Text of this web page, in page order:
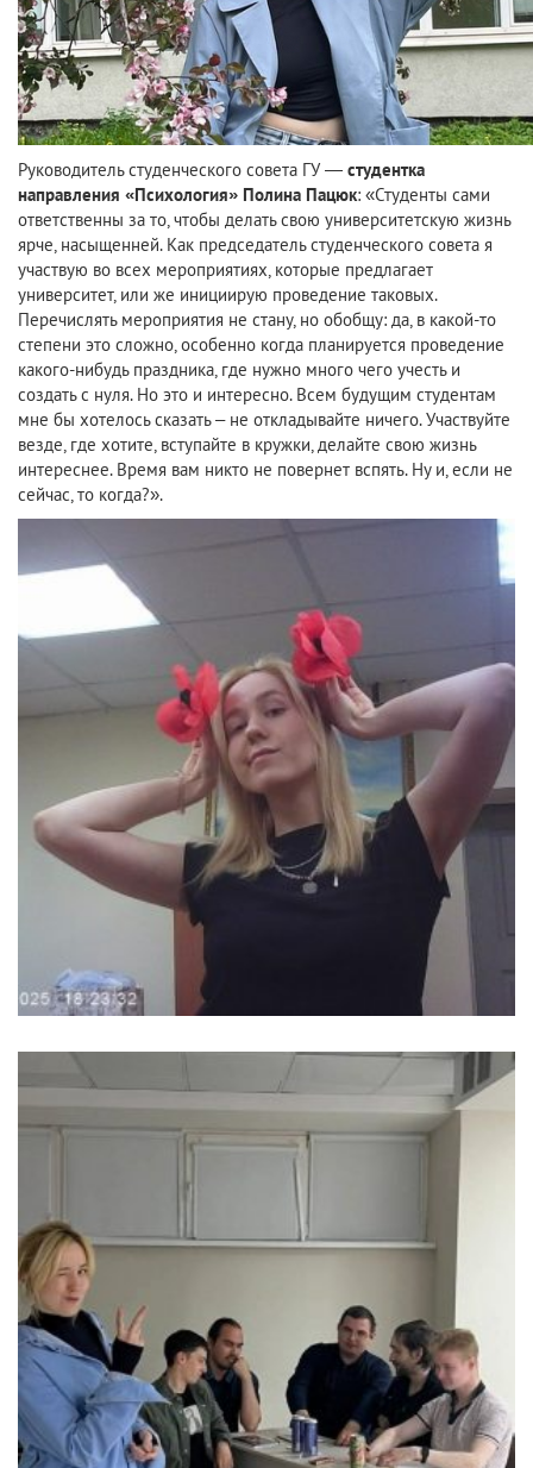
Руководитель студенческого совета ГУ — студентка
направления «Психология» Полина Пацюк: «Студенты сами
ответственны за то, чтобы делать свою университетскую жизнь
ярче, насыщенней. Как председатель студенческого совета я
участвую во всех мероприятиях, которые предлагает
университет, или же инициирую проведение таковых.
Перечислять мероприятия не стану, но обобщу: да, в какой-то
степени это сложно, особенно когда планируется проведение
какого-нибудь праздника, где нужно много чего учесть и
создать с нуля. Но это и интересно. Всем будущим студентам
мне бы хотелось сказать – не откладывайте ничего. Участвуйте
везде, где хотите, вступайте в кружки, делайте свою жизнь
интереснее. Время вам никто не повернет вспять. Ну и, если не
сейчас, то когда?».